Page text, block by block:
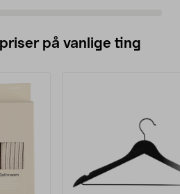
på vanlige ting